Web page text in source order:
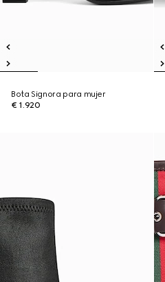
Bota Signora para mujer
€ 1.920